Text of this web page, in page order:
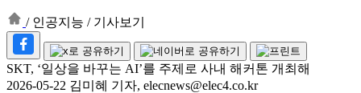
/ 인공지능 / 기사보기
SKT, ‘일상을 바꾸는 AI’를 주제로 사내 해커톤 개최해
2026-05-22 김미혜 기자, elecnews@elec4.co.kr